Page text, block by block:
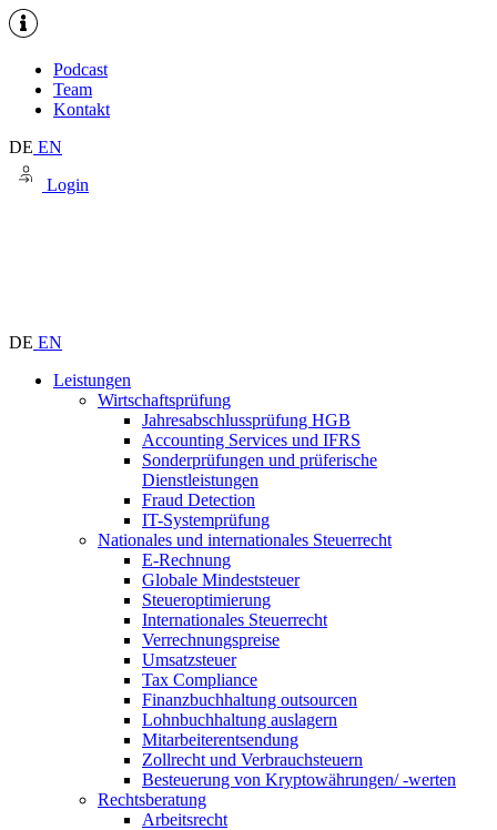
Podcast
Team
Kontakt
DE EN
Login
DE EN
Leistungen
Wirtschaftsprüfung
Jahresabschlussprüfung HGB
Accounting Services und IFRS
Sonderprüfungen und prüferische
Dienstleistungen
Fraud Detection
IT-Systemprüfung
Nationales und internationales Steuerrecht
E-Rechnung
Globale Mindeststeuer
Steueroptimierung
Internationales Steuerrecht
Verrechnungspreise
Umsatzsteuer
Tax Compliance
Finanzbuchhaltung outsourcen
Lohnbuchhaltung auslagern
Mitarbeiterentsendung
Zollrecht und Verbrauchsteuern
Besteuerung von Kryptowährungen/ -werten
Rechtsberatung
Arbeitsrecht